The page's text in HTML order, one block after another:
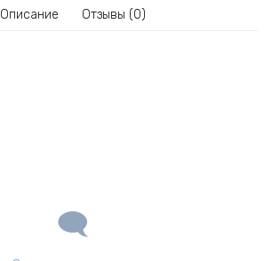
Описание Отзывы (0)